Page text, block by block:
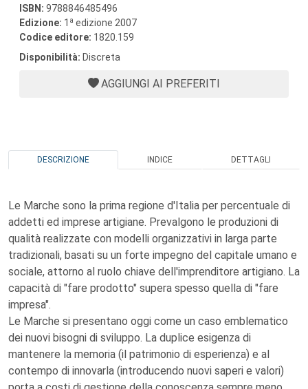
ISBN: 9788846485496
Edizione: 1 a edizione 2007
Codice editore: 1820.159
Disponibilità: Discreta
AGGIUNGI AI PREFERITI
DESCRIZIONE INDICE DETTAGLI
Le Marche sono la prima regione d'Italia per percentuale di
addetti ed imprese artigiane. Prevalgono le produzioni di
qualità realizzate con modelli organizzativi in larga parte
tradizionali, basati su un forte impegno del capitale umano e
sociale, attorno al ruolo chiave dell'imprenditore artigiano. La
capacità di "fare prodotto" supera spesso quella di "fare
impresa".
Le Marche si presentano oggi come un caso emblematico
dei nuovi bisogni di sviluppo. La duplice esigenza di
mantenere la memoria (il patrimonio di esperienza) e al
contempo di innovarla (introducendo nuovi saperi e valori)